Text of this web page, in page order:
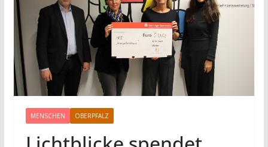
MENSCHEN OBERPFALZ